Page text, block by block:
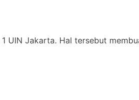
Jakarta. Hal tersebut